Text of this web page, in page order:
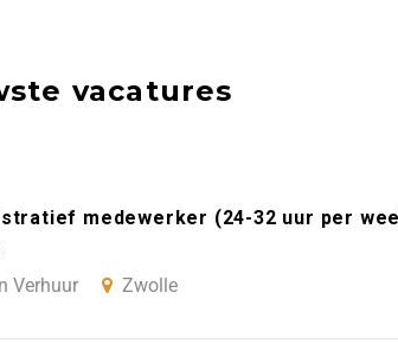
vacatures
medewerker (24-32 uur per
Verhuur
Zwolle